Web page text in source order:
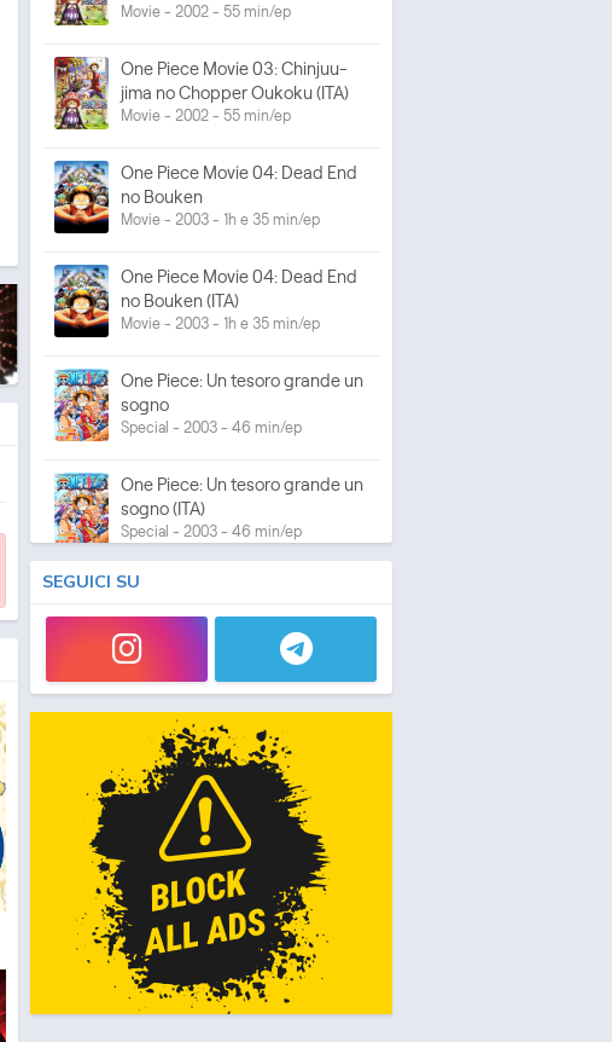
Movie - 2002 - 55 min/ep
One Piece Movie 03: Chinjuu-
jima no Chopper Oukoku (ITA)
Movie - 2002 - 55 min/ep
One Piece Movie 04: Dead End
no Bouken
Movie - 2003 - 1h e 35 min/ep
One Piece Movie 04: Dead End
no Bouken (ITA)
Movie - 2003 - 1h e 35 min/ep
One Piece: Un tesoro grande un
sogno
Special - 2003 - 46 min/ep
One Piece: Un tesoro grande un
sogno (ITA)
Special - 2003 - 46 min/ep
One Piece: L'ultima esibizione
One Piece: L'ultima esibizione
(ITA)
Special - 2003 - 45 min/ep
One Piece Movie 05:
Norowareta Seiken
Movie - 2004 - 1h e 35 min/ep
One Piece Movie 05:
Norowareta Seiken (ITA)
Movie - 2004 - 1h e 35 min/ep
One Piece Movie 06: Omatsuri
SEGUICI SU